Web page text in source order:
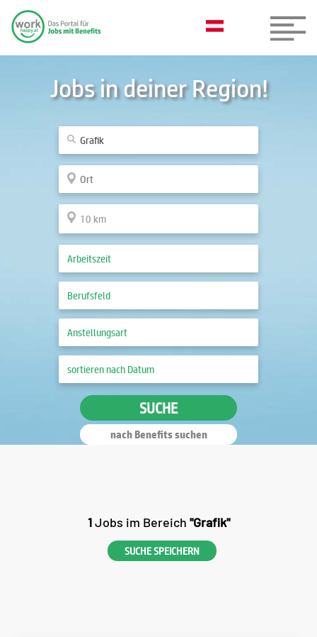
Jobs in deiner Region!
SUCHE
nach Benefits suchen
1Jobs im Bereich "Grafik"
SUCHE SPEICHERN